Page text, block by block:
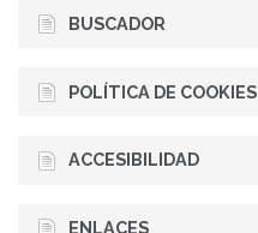
BUSCADOR
POLÍTICA DE COOKIES
ACCESIBILIDAD
ENLACES